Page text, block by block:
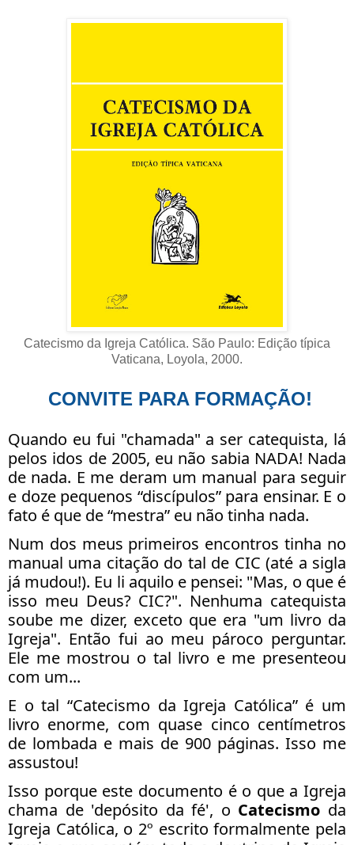
Catecismo da Igreja Católica. São Paulo: Edição típica
Vaticana, Loyola, 2000.
CONVITE PARA FORMAÇÃO!
Quando eu fui "chamada" a ser catequista, lá
pelos idos de 2005, eu não sabia NADA! Nada
de nada. E me deram um manual para seguir
e doze pequenos “discípulos” para ensinar. E o
fato é que de “mestra” eu não tinha nada.
Num dos meus primeiros encontros tinha no
manual uma citação do tal de CIC (até a sigla
já mudou!). Eu li aquilo e pensei: "Mas, o que é
isso meu Deus? CIC?". Nenhuma catequista
soube me dizer, exceto que era "um livro da
Igreja". Então fui ao meu pároco perguntar.
Ele me mostrou o tal livro e me presenteou
com um...
E o tal “Catecismo da Igreja Católica” é um
livro enorme, com quase cinco centímetros
de lombada e mais de 900 páginas. Isso me
assustou!
Isso porque este documento é o que a Igreja
chama de 'depósito da fé', o Catecismo da
Igreja Católica, o 2º escrito formalmente pela